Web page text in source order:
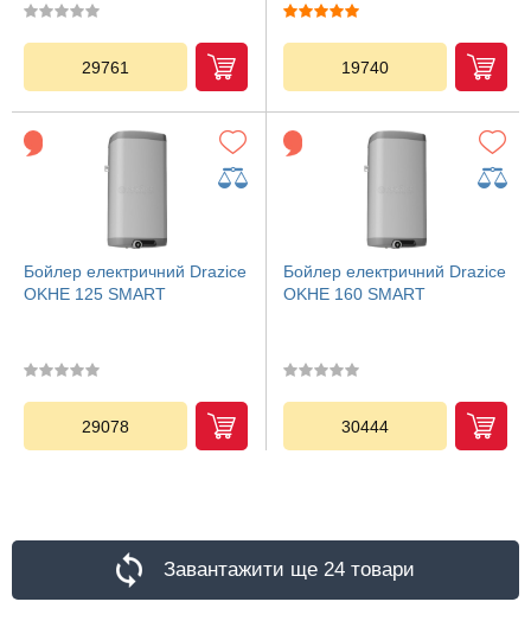
29761 19740
Бойлер електричний Drazice
OKHE 125 SMART
29078
Бойлер електричний Drazice
OKHE 160 SMART
30444
Завантажити ще 24 товари